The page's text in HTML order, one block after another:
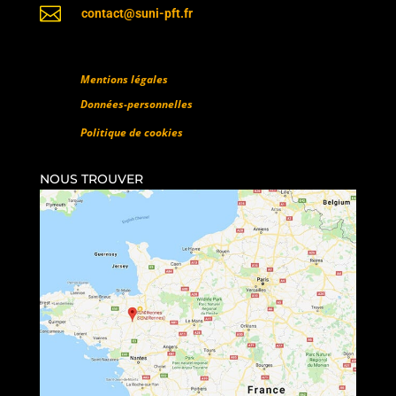
 contact@suni-pft.fr
Mentions légales
Données-personnelles
Politique de cookies
NOUS TROUVER